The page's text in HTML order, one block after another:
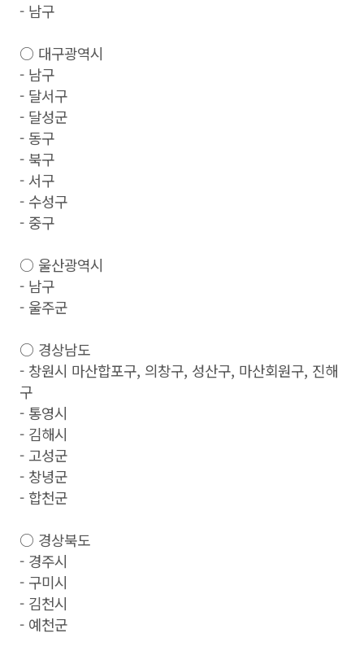
- 남구
○ 대구광역시
- 남구
- 달서구
- 달성군
- 동구
- 북구
- 서구
- 수성구
- 중구
○ 울산광역시
- 남구
- 울주군
○ 경상남도
- 창원시 마산합포구, 의창구, 성산구, 마산회원구, 진해
구
- 통영시
- 김해시
- 고성군
- 창녕군
- 합천군
○ 경상북도
- 경주시
- 구미시
- 김천시
- 예천군